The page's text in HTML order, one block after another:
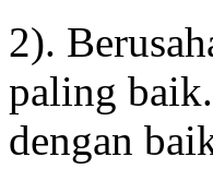
2).
paling
dengan